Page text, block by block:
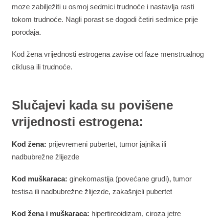
moze zabilježiti u osmoj sedmici trudnoće i nastavlja rasti
tokom trudnoće. Nagli porast se dogodi četiri sedmice prije
porođaja.
Kod žena vrijednosti estrogena zavise od faze menstrualnog
ciklusa ili trudnoće.
Slučajevi kada su povišene
vrijednosti estrogena:
Kod žena: prijevremeni pubertet, tumor jajnika ili
nadbubrežne žlijezde
Kod muškaraca: ginekomastija (povećane grudi), tumor
testisa ili nadbubrežne žlijezde, zakašnjeli pubertet
Kod žena i muškaraca: hipertireoidizam, ciroza jetre